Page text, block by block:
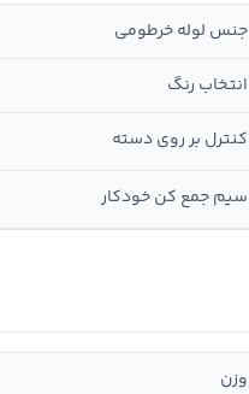
جنس لوله خرطومی
انتخاب رنگ
کنترل بر روی دسته
سيم جمع کن خودکار
وزن